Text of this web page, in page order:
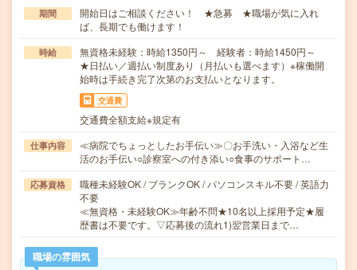
期間
開始日はご相談ください！ ★急募 ★職場が気に入れ
ば、長期でも働けます！
時給
無資格未経験：時給1350円～ 経験者：時給1450円～
★日払い／週払い制度あり（月払いも選べます）※稼働開
始時は手続き完了次第のお支払いとなります。
交通費
交通費全額支給※規定有
仕事内容
≪病院でちょっとしたお手伝い≫〇お手洗い・入浴など生
活のお手伝い○診察室への付き添い○食事のサポート…
応募資格
職種未経験OK / ブランクOK / パソコンスキル不要 / 英語力
不要
≪無資格・未経験OK≫年齢不問★10名以上採用予定★履
歴書は不要です。▽応募後の流れ1)翌営業日まで…
職場の雰囲気